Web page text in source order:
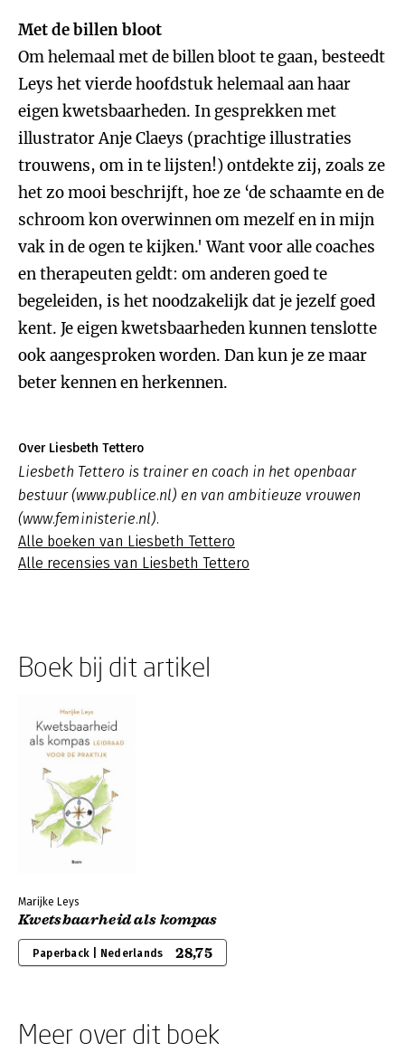
Met de billen bloot
Om helemaal met de billen bloot te gaan, besteedt
Leys het vierde hoofdstuk helemaal aan haar
eigen kwetsbaarheden. In gesprekken met
illustrator Anje Claeys (prachtige illustraties
trouwens, om in te lijsten!) ontdekte zij, zoals ze
het zo mooi beschrijft, hoe ze ‘de schaamte en de
schroom kon overwinnen om mezelf en in mijn
vak in de ogen te kijken.' Want voor alle coaches
en therapeuten geldt: om anderen goed te
begeleiden, is het noodzakelijk dat je jezelf goed
kent. Je eigen kwetsbaarheden kunnen tenslotte
ook aangesproken worden. Dan kun je ze maar
beter kennen en herkennen.
Over Liesbeth Tettero
Liesbeth Tettero is trainer en coach in het openbaar
bestuur (www.publice.nl) en van ambitieuze vrouwen
(www.feministerie.nl).
Alle boeken van Liesbeth Tettero
Alle recensies van Liesbeth Tettero
Boek bij dit artikel
Marijke Leys
Kwetsbaarheid als kompas
Paperback | Nederlands 28,75
Meer over dit boek